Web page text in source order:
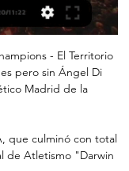
y Tiro (Salta) (24 de Feb. hace 3 horas — Cobertura en vivo de Deportivo Madryn vs. Gimnasia y Tiro (Salta) Primera Nacional De Argentina juego en ESPN (AR), incluye resultados en vivo,

Ferro 0-0 Deportivo Madryn | Fecha 6 (Zona B) - YouTube 4:35Seguí toda la Primera Nacional en TyC Sports y TyC Sports Play. Lo mejor del deporte está en TyC Sports.YouTube · TyC Sports Play  · 18 mar 2023

Leipzig, Alemania. AFP. A. deci­dió que el duelo PSG-Borus­sia Dortmund se disputase el miércoles a puerta cerrada. El RB Leipzig se había impuesto 1-0 en la ida en Londres,.

Los dieciseisavos de final de la UEFA Europa League siguen este jueves con el duelo entre el RB Leipzig y el Napoli.Los dirigidos por Maurizio Sarri se llevaron una sorpresa en San Paolo después de terminar con el marcador en contra de 3-1, y ahora tienen la obligación de sacar un marcador abultado.

Olimpia recibe en el estadio ‘Manuel Ferreira’ al Sportivo Luqueño desde las 10:00 de la mañana por la 13ª fecha del Torneo Apertura 2017. 0 23 de abril de 2017 Horario atípico que vuelve a …

Radio: ¿Dónde escuchar Colo Colo vs Universidad de Chile por el Campeonato Nacional? Puedes escuchar el partido de Colo Colo vs Universidad de Chile en la transmisión de DaleAlbo en Directo, a través de DaleAlbo, Somos Chile Radio, RedGol y en Radio Madero, para las regiones de Antofagasta, Atacama y Coquimbo.

El portero la sacó en la línea: Savic casi marca el 1-0 del Atlético de Madrid vs Leipzig tras remate de cabeza [VIDEO] A los 10 minutos del primer tiempo, el central rojiblanco mandó el.

Gil Vicente FC-Portimonense SC 26 Outubro, 2019 / in Liga NOS 2019/2020 Estádio Cidade de Barcelos / by Armanda Cunha. Gil Vicente FC vs Portimonense SC. Detalhes. Data Hora League Época; 26 Outubro, 2019: 15:30: Liga NOS: 2019/2020: Recinto. Estádio Cidade de Barcelos; Resultados. Equipa Goals;

Tiro Gimnasia San Pedro vs Atlético Mitre de Santiago del Estero Tiro Gimnasia San Pedro contra Atlético Mitre de Santiago del Estero en vivo, H2H historia. Estadísticas y pronostico apuestas, h2h, goles, ...

El Ministerio de Sanidad contabiliza este jueves 84 fallecidos con coronavirus –34 más que ayer– y 2.968 casos confirmados en España, 816 más que el miércoles. Casi la mitad del total se.

Real Valladolid 0, Leganés 1. Martin Braithwaite (Leganés) remate con la derecha desde el centro del área por bajo, junto al palo izquierdo. Asistencia de Youssef En-N